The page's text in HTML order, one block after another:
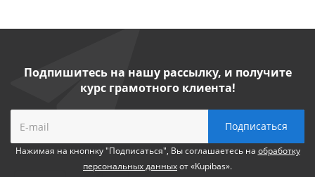
Подпишитесь на нашу рассылку, и получите
курс грамотного клиента!
Нажимая на кнопнку "Подписаться", Вы соглашаетесь на обработку
персональных данныхот «Kupibas».